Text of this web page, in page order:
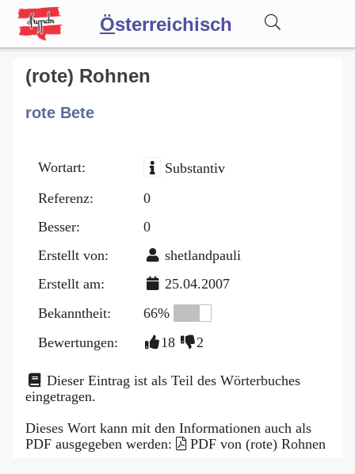
Österreichisch
Wörterbuch
Forum
Blog
(rote) Rohnen
rote Bete
Wortart:
Substantiv
Referenz:
0
Besser:
0
Erstellt von:
shetlandpauli
Erstellt am:
25.04.2007
Bekanntheit:
66%
Bewertungen:
18 2
Dieser Eintrag ist als Teil des Wörterbuches
eingetragen.
Dieses Wort kann mit den Informationen auch als
PDF ausgegeben werden:
PDF von (rote) Rohnen